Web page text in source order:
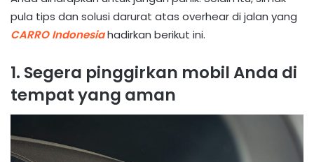
pula tips dan solusi darurat atas overhear di jalan yang
CARRO Indonesiahadirkan berikut ini.
1. Segera pinggirkan mobil Anda di
tempat yang aman